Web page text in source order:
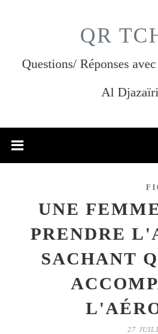
QR
Questions/ Réponses
UNE
PRENDRE
SACHANT
27